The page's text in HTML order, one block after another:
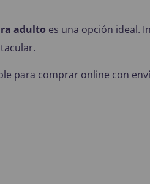
adulto es una opción ideal.
para comprar online con